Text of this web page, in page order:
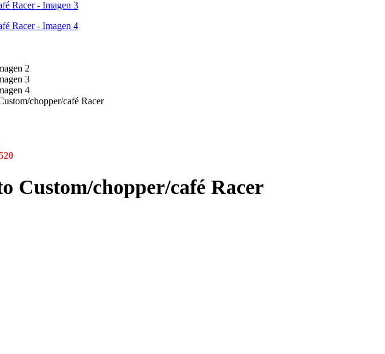
chopper/café Racer
Custom/chopper/café Racer